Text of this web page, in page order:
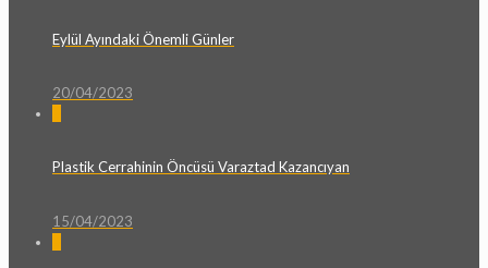
Eylül Ayındaki Önemli Günler
20/04/2023
Plastik Cerrahinin Öncüsü Varaztad Kazancıyan
15/04/2023